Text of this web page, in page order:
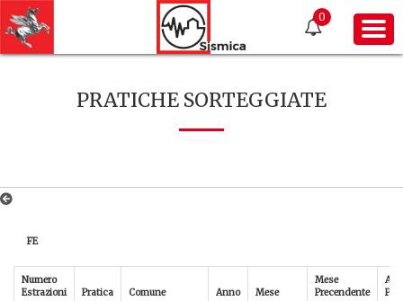
0
PRATICHE SORTEGGIATE
FE
Numero
Estrazioni
Pratica Comune Anno Mese
Mese
Precendente